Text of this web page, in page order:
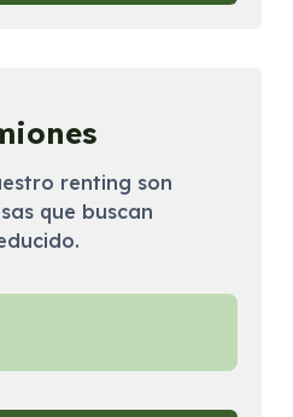
renting son
que buscan